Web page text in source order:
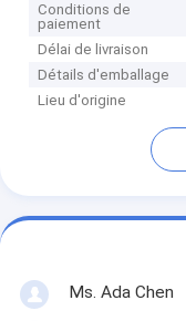
Conditions de
paiement
Délai de livraison
Détails d'emballage
Lieu d'origine
Ms. Ada Chen